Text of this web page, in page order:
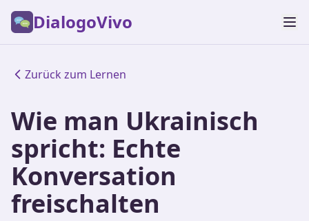
DialogoVivo
Zurück zum Lernen
Wie man Ukrainisch
spricht: Echte
Konversation
freischalten